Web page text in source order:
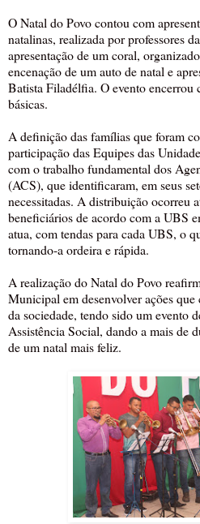
O Natal do Povo contou com
natalinas, realizada por professores
apresentação de um coral,
encenação de um auto de natal e
Batista Filadélfia. O evento encerrou
básicas.
A definição das famílias que foram
participação das Equipes das
com o trabalho fundamental dos
(ACS), que identificaram, em seus
necessitadas. A distribuição ocorreu
beneficiários de acordo com a UBS
atua, com tendas para cada UBS, o
tornando-a ordeira e rápida.
A realização do Natal do Povo
Municipal em desenvolver ações
da sociedade, tendo sido um evento
Assistência Social, dando a mais de
de um natal mais feliz.